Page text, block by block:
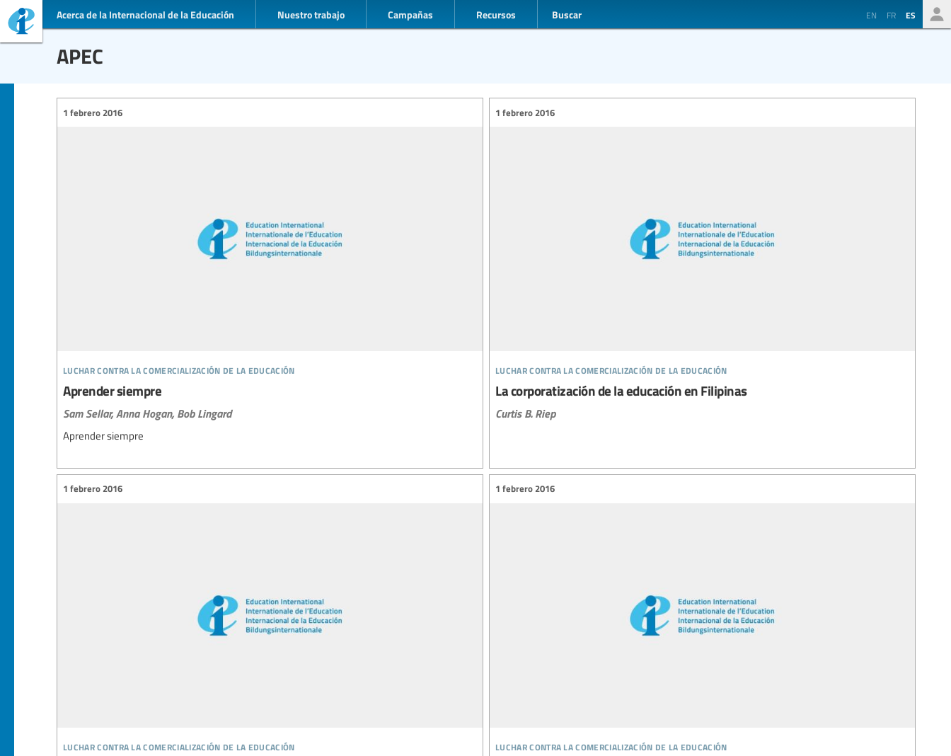
Acerca de la Internacional de la Educación Nuestro trabajo Campañas Recursos Buscar EN FR ES
APEC
luchar contra la comercialización de la educación
1 febrero 2016
Aprender siempre
Sam Sellar,Anna Hogan, Bob Lingard
Aprender siempre
luchar contra la comercialización de la educación
1 febrero 2016
La corporatización de la educación en Filipinas
Curtis B. Riep
luchar contra la comercialización de la educación
1 febrero 2016
luchar contra la comercialización de la educación
1 febrero 2016